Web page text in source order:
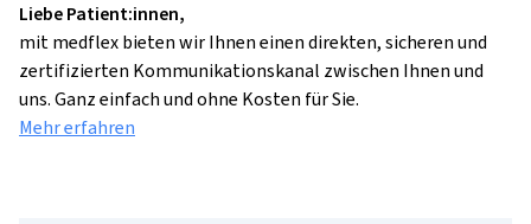
Liebe Patient:innen,
mit medflex bieten wir Ihnen einen direkten, sicheren und
zertifizierten Kommunikationskanal zwischen Ihnen und
uns. Ganz einfach und ohne Kosten für Sie.
Mehr erfahren